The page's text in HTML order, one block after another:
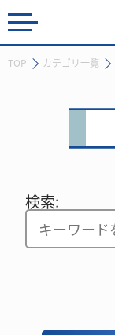
TOP カテゴリ一覧
検索: